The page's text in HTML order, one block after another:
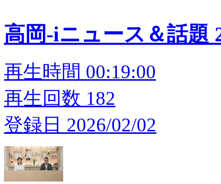
高岡-iニュース＆話題
再生時間 00:19:00
再生回数 182
登録日 2026/02/02